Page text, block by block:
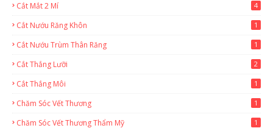
Cắt Mắt 2 Mí 4
Cắt Nướu Răng Khôn 1
Cắt Nướu Trùm Thân Răng 1
Cắt Thắng Lưỡi 2
Cắt Thắng Môi 1
Chăm Sóc Vết Thương 1
Chăm Sóc Vết Thương Thẩm Mỹ 1